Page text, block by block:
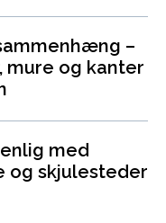
–
mure og kanter
med
og skjulesteder